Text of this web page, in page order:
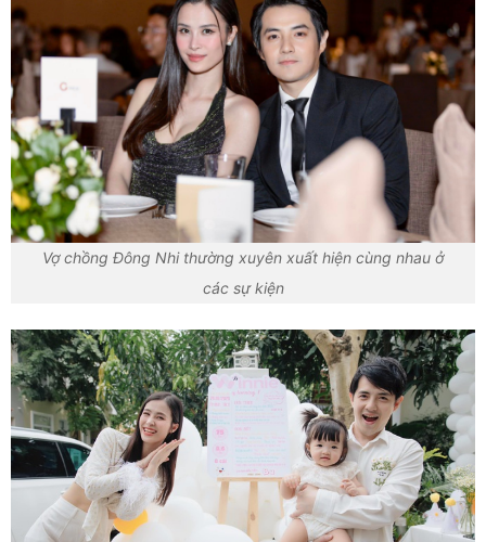
Vợ chồng Đông Nhi thường xuyên xuất hiện cùng nhau ở
các sự kiện